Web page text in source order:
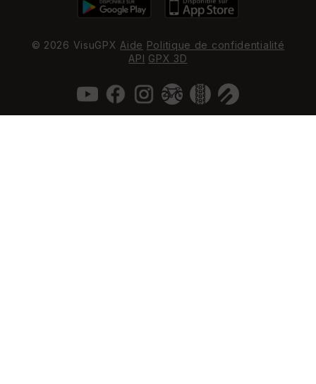
© 2026 VisuGPX Aide Politique de confidentialité
API GPX 3D